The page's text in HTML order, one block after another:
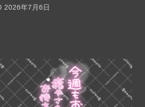
2026年7月6日